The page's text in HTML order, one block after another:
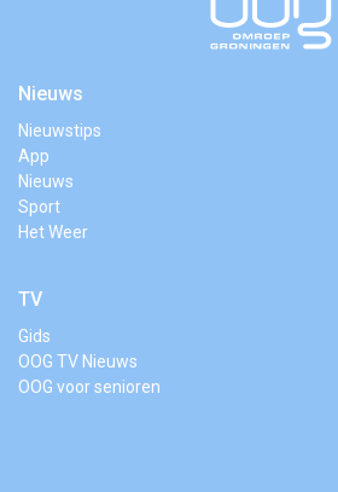
Nieuws
Nieuwstips
App
Nieuws
Sport
Het Weer
TV
Gids
OOG TV Nieuws
OOG voor senioren